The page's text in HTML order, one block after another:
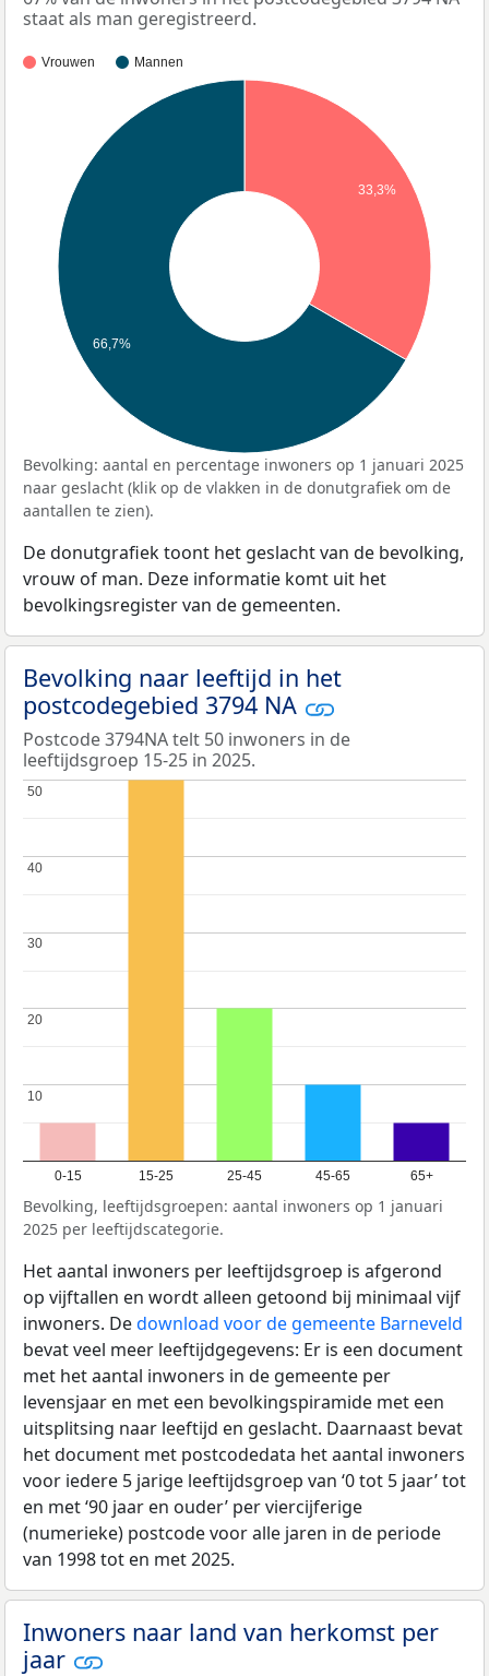
staat als man geregistreerd.
Vrouwen Mannen
33,3%
66,7%
Bevolking: aantal en percentage inwoners op 1 januari 2025
naar geslacht (klik op de vlakken in de donutgrafiek om de
aantallen te zien).
De donutgrafiek toont het geslacht van de bevolking,
vrouw of man. Deze informatie komt uit het
bevolkingsregister van de gemeenten.
Bevolking naar leeftijd in het
postcodegebied 3794 NA
Postcode 3794NA telt 50 inwoners in de
leeftijdsgroep 15-25 in 2025.
0-15 15-25 25-45 45-65 65+
10
10
20
20
30
30
40
40
50
50
Bevolking, leeftijdsgroepen: aantal inwoners op 1 januari
2025 per leeftijdscategorie.
Het aantal inwoners per leeftijdsgroep is afgerond
op vijftallen en wordt alleen getoond bij minimaal vijf
inwoners. Dedownload voor de gemeente Barneveld
bevat veel meer leeftijdgegevens: Er is een document
met het aantal inwoners in de gemeente per
levensjaar en met een bevolkingspiramide met een
uitsplitsing naar leeftijd en geslacht. Daarnaast bevat
het document met postcodedata het aantal inwoners
voor iedere 5 jarige leeftijdsgroep van ‘0 tot 5 jaar’ tot
en met ‘90 jaar en ouder’ per viercijferige
(numerieke) postcode voor alle jaren in de periode
van 1998 tot en met 2025.
Inwoners naar land van herkomst per
jaar